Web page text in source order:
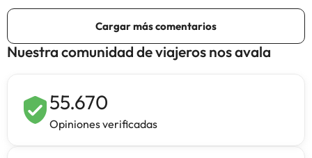
Nuestra comunidad de viajeros nos avala
55.670
Opiniones verificadas